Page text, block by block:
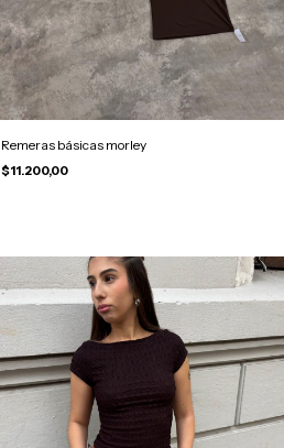
Remeras básicas morley
$11.200,00